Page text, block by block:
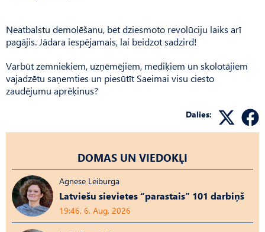
Neatbalstu demolēšanu, bet dziesmoto revolūciju laiks arī
pagājis. Jādara iespējamais, lai beidzot sadzird!
Varbūt zemniekiem, uzņēmējiem, mediķiem un skolotājiem
vajadzētu saņemties un piesūtīt Saeimai visu ciesto
zaudējumu aprēķinus?
Dalies:
DOMAS UN VIEDOKĻI
Agnese Leiburga
Latviešu sievietes “parastais” 101 darbiņš
19:46, 6. Aug, 2026